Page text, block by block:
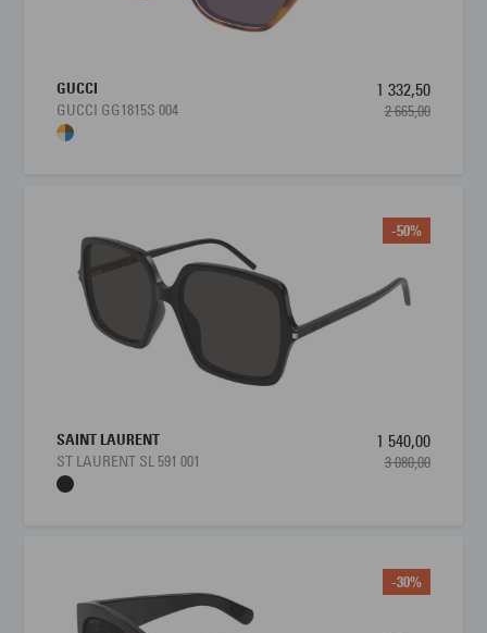
GUCCI
GUCCI GG1815S 004
1 332,50
2 665,00
-50%
SAINT LAURENT
ST LAURENT SL 591 001
1 540,00
3 080,00
-30%